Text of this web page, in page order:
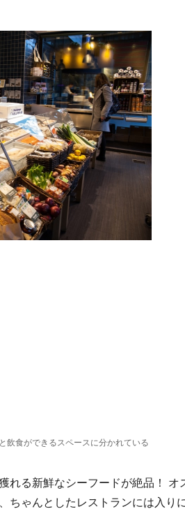
飲食ができるスペースに分かれている
れる新鮮なシーフードが絶品！ オ
ちゃんとしたレストランには入り